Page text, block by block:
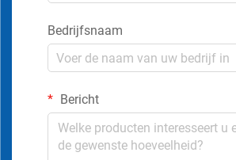
Bedrijfsnaam
Bericht